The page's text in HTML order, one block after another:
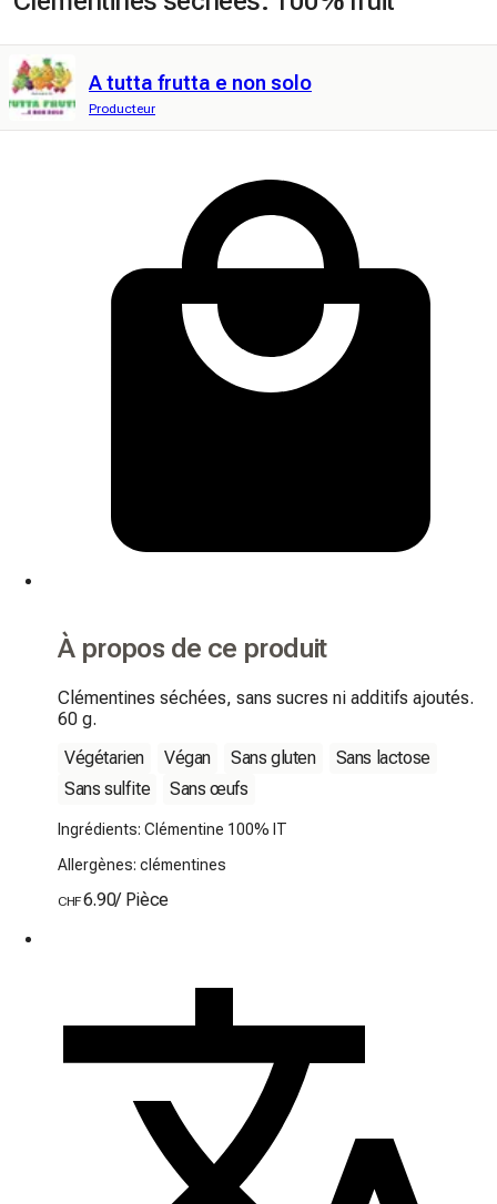
A tutta frutta e non solo
Producteur
À propos de ce produit
Clémentines séchées, sans sucres ni additifs ajoutés.
60 g.
Végétarien
Végan Sans gluten
Sans lactose
Sans sulfite
Sans œufs
Ingrédients: Clémentine 100% IT
Allergènes: clémentines
CHF6.90/ Pièce